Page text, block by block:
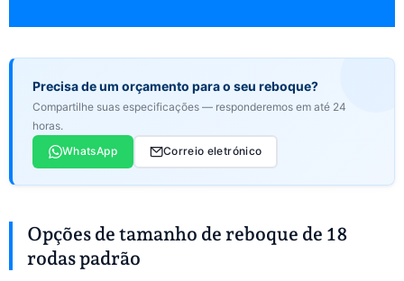
Precisa de um orçamento para o seu reboque?
Compartilhe suas especificações — responderemos em até 24
horas.
WhatsApp
Correio eletrónico
Opções de tamanho de reboque de 18
rodas padrão